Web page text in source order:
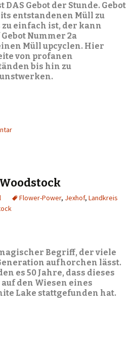
Gebot der Stunde. Gebot
entstandenen Müll zu
zu einfach ist, der kann
Nummer 2a
Müll upcyclen. Hier
von profanen
bis hin zu
Nicht-Müll, das ist hier die Frage
Flower-Power, Jexhof, Landkreis
Begriff, der viele
aufhorchen lässt.
es 50 Jahre, dass dieses
den Wiesen eines
Lake stattgefunden hat.